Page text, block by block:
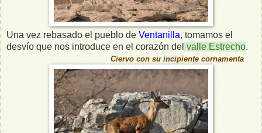
Una vez rebasado el pueblo de Ventanilla, tomamos el
desvío que nos introduce en el corazón del valle Estrecho.
Ciervo con su incipiente cornamenta